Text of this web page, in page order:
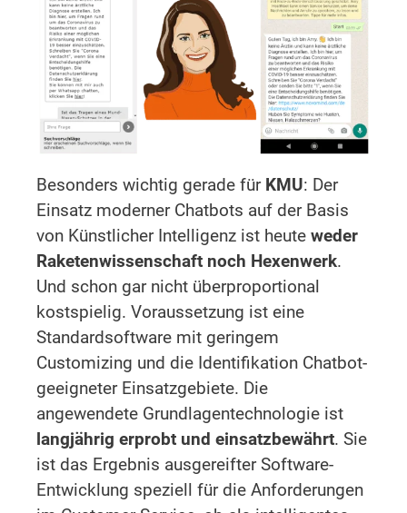
Besonders wichtig gerade für KMU: Der
Einsatz moderner Chatbots auf der Basis
von Künstlicher Intelligenz ist heute weder
Raketenwissenschaft noch Hexenwerk.
Und schon gar nicht überproportional
kostspielig. Voraussetzung ist eine
Standardsoftware mit geringem
Customizing und die Identifikation Chatbot-
geeigneter Einsatzgebiete. Die
angewendete Grundlagentechnologie ist
langjährig erprobt und einsatzbewährt. Sie
ist das Ergebnis ausgereifter Software-
Entwicklung speziell für die Anforderungen